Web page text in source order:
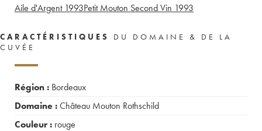
Aile d'Argent 1993Petit Mouton Second Vin 1993
CARACTÉRISTIQUES
DU DOMAINE & DE LA
CUVÉE
Région : Bordeaux
Domaine :Château Mouton Rothschild
Couleur : rouge